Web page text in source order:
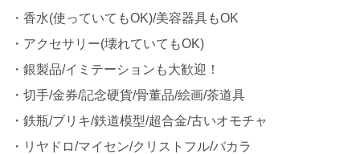
・香水(使っていてもOK)/美容器具もOK
・アクセサリー(壊れていてもOK)
・銀製品/イミテーションも大歓迎！
・切手/金券/記念硬貨/骨董品/絵画/茶道具
・鉄瓶/ブリキ/鉄道模型/超合金/古いオモチャ
・リヤドロ/マイセン/クリストフル/バカラ